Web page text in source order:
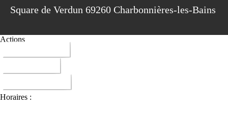
Square de Verdun 69260 Charbonnières-les-Bains
Actions
Horaires :